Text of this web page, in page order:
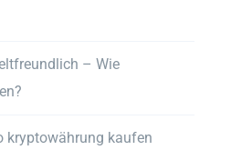
– Wie
kryptowährung kaufen